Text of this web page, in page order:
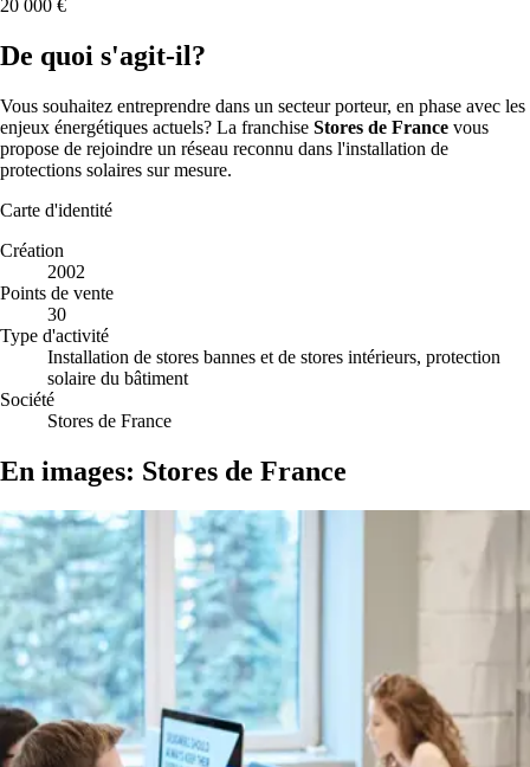
20 000 €
De quoi s'agit-il?
Vous souhaitez entreprendre dans un secteur porteur, en phase avec les
enjeux énergétiques actuels? La franchise Stores de France vous
propose de rejoindre un réseau reconnu dans l'installation de
protections solaires sur mesure.
Carte d'identité
Création
2002
Points de vente
30
Type d'activité
Installation de stores bannes et de stores intérieurs, protection
solaire du bâtiment
Société
Stores de France
En images: Stores de France